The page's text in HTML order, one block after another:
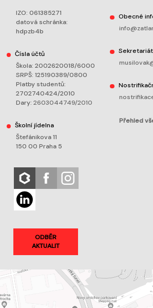
IZO: 061385271
datová schránka:
hdpzb4b
Čísla účtů
Škola: 2002620018/6000
SRPŠ: 125190389/0800
Platby studentů:
2702740424/2010
Dary: 2603044749/2010
Školní jídelna
Štefánikova 11
150 00 Praha 5
ODBĚR
AKTUALIT
Obecné
Sekretariát
Přehled